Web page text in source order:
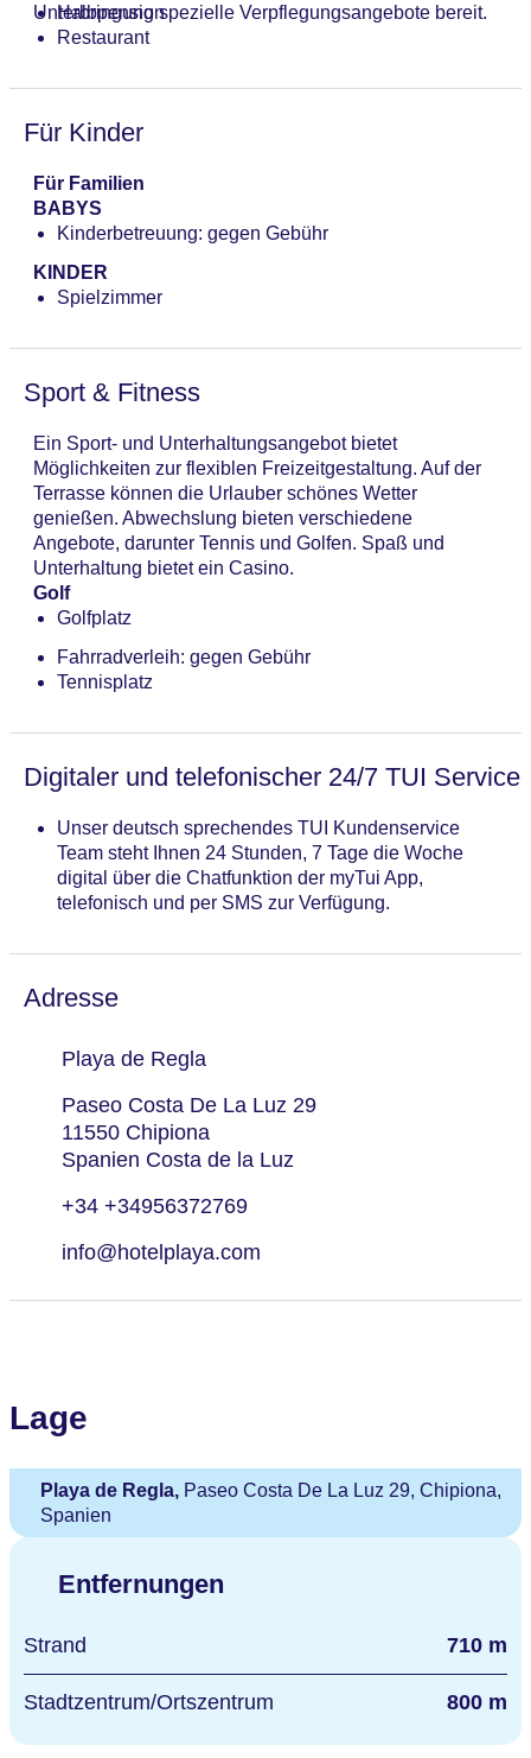
Unterbringung spezielle Verpflegungsangebote bereit.
Halbpension
Restaurant
Für Kinder
Für Familien
BABYS
Kinderbetreuung: gegen Gebühr
KINDER
Spielzimmer
Sport & Fitness
Ein Sport- und Unterhaltungsangebot bietet
Möglichkeiten zur flexiblen Freizeitgestaltung. Auf der
Terrasse können die Urlauber schönes Wetter
genießen. Abwechslung bieten verschiedene
Angebote, darunter Tennis und Golfen. Spaß und
Unterhaltung bietet ein Casino.
Golf
Golfplatz
Fahrradverleih: gegen Gebühr
Tennisplatz
Digitaler und telefonischer 24/7 TUI Service
Unser deutsch sprechendes TUI Kundenservice
Team steht Ihnen 24 Stunden, 7 Tage die Woche
digital über die Chatfunktion der myTui App,
telefonisch und per SMS zur Verfügung.
Adresse
Playa de Regla
Paseo Costa De La Luz 29
11550 Chipiona
Spanien Costa de la Luz
+34 +34956372769
info@hotelplaya.com
Lage
Playa de Regla,Paseo Costa De La Luz 29, Chipiona,
Spanien
Entfernungen
Strand 710 m
Stadtzentrum/Ortszentrum 800 m